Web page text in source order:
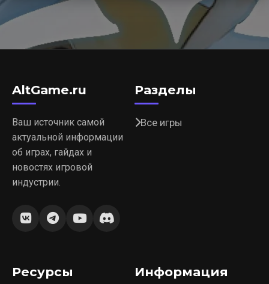
AltGame.ru
Ваш источник самой
актуальной информации
об играх, гайдах и
новостях игровой
индустрии.
Разделы
Все игры
Ресурсы Информация